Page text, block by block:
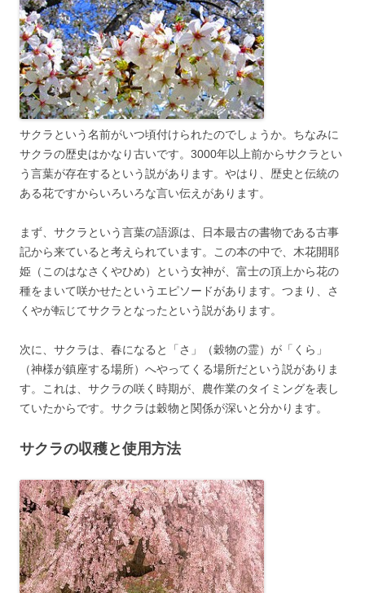
サクラという名前がいつ頃付けられたのでしょうか。ちなみに
サクラの歴史はかなり古いです。3000年以上前からサクラとい
う言葉が存在するという説があります。やはり、歴史と伝統の
ある花ですからいろいろな言い伝えがあります。
まず、サクラという言葉の語源は、日本最古の書物である古事
記から来ていると考えられています。この本の中で、木花開耶
姫（このはなさくやひめ）という女神が、富士の頂上から花の
種をまいて咲かせたというエピソードがあります。つまり、さ
くやが転じてサクラとなったという説があります。
次に、サクラは、春になると「さ」（穀物の霊）が「くら」
（神様が鎮座する場所）へやってくる場所だという説がありま
す。これは、サクラの咲く時期が、農作業のタイミングを表し
ていたからです。サクラは穀物と関係が深いと分かります。
サクラの収穫と使用方法